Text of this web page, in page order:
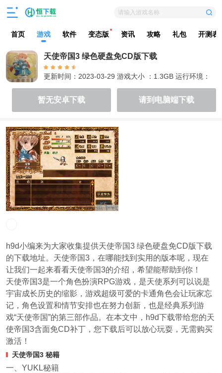
请输入游戏名称
首页 游戏 软件 变态版 资讯 攻略 礼包 开测表
天使帝国3 绿色硬盘免CD版下载
更新时间：2023-03-29 游戏大小 ： 1.3GB 运行环境：
暂无安卓下载 请到电脑端下载
h9d小编来为大家收集提供天使帝国3 绿色硬盘免CD版下载
的下载地址。天使帝国3，在哪能找到实用的版本呢，现在
让我们一起来看看天使帝国3的介绍，希望能帮助到你！
天使帝国3是一个角色扮演RPG游戏，是天使系列可以说是
宇宙成长历史的缩影，游戏超级可爱的卡通角色会让玩家忘
记，角色设置和情节安排也在努力创新，也是经典系列游
戏“天使帝国”的第三部作品。在本文中，h9d下载带给您的天
使帝国3含面免CD补丁，您下载后可以放心玩耍，无需购买
激活！
天使帝国3 秘籍
一、YUKL秘籍